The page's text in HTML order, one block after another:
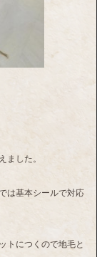
ました。
は基本シールで対応
トにつくので地毛と